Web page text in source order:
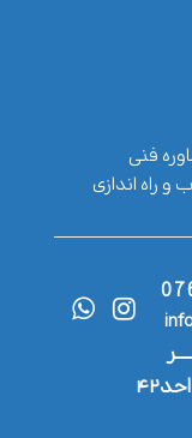
فنی
راه اندازی